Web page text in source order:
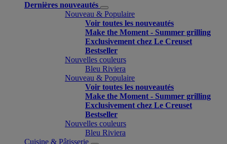
Dernières nouveautés
Nouveau & Populaire
Voir toutes les nouveautés
Make the Moment - Summer grilling
Exclusivement chez Le Creuset
Bestseller
Nouvelles couleurs
Bleu Riviera
Nouveau & Populaire
Voir toutes les nouveautés
Make the Moment - Summer grilling
Exclusivement chez Le Creuset
Bestseller
Nouvelles couleurs
Bleu Riviera
Cuisine & Pâtisserie